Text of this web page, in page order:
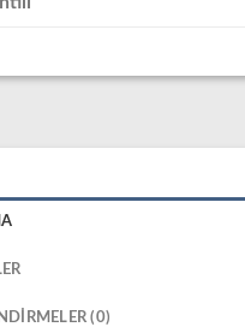
(0)